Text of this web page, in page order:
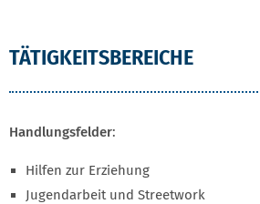
TÄTIGKEITSBEREICHE
Handlungsfelder:
Hilfen zur Erziehung
Jugendarbeit und Streetwork